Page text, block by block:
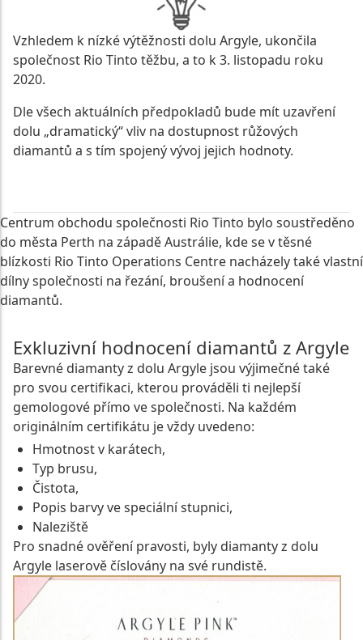
Vzhledem k nízké výtěžnosti dolu Argyle, ukončila
společnost Rio Tinto těžbu, a to k 3. listopadu roku
2020.
Dle všech aktuálních předpokladů bude mít uzavření
dolu „dramatický“ vliv na dostupnost růžových
diamantů a s tím spojený vývoj jejich hodnoty.
Centrum obchodu společnosti Rio Tinto bylo soustředěno
do města Perth na západě Austrálie, kde se v těsné
blízkosti Rio Tinto Operations Centre nacházely také vlastní
dílny společnosti na řezání, broušení a hodnocení
diamantů.
Exkluzivní hodnocení diamantů z Argyle
Barevné diamanty z dolu Argyle jsou výjimečné také
pro svou certifikaci, kterou prováděli ti nejlepší
gemologové přímo ve společnosti. Na každém
originálním certifikátu je vždy uvedeno:
Hmotnost v karátech,
Typ brusu,
Čistota,
Popis barvy ve speciální stupnici,
Naleziště
Pro snadné ověření pravosti, byly diamanty z dolu
Argyle laserově číslovány na své rundistě.